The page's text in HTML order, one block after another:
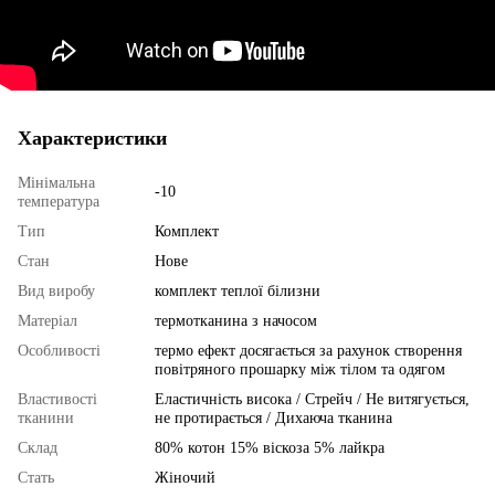
Характеристики
Мінімальна
температура
-10
Тип
Комплект
Стан
Нове
Вид виробу
комплект теплої білизни
Матеріал
термотканина з начосом
Особливості
термо ефект досягається за рахунок створення
повітряного прошарку між тілом та одягом
Властивості
тканини
Еластичність висока / Стрейч / Не витягується,
не протирається / Дихаюча тканина
Склад
80% котон 15% віскоза 5% лайкра
Стать
Жіночий